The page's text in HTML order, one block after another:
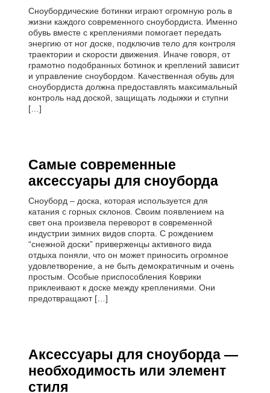
Сноубордические ботинки играют огромную роль в
жизни каждого современного сноубордиста. Именно
обувь вместе с креплениями помогает передать
энергию от ног доске, подключив тело для контроля
траектории и скорости движения. Иначе говоря, от
грамотно подобранных ботинок и креплений зависит
и управление сноубордом. Качественная обувь для
сноубордиста должна предоставлять максимальный
контроль над доской, защищать лодыжки и ступни
[…]
Самые современные
аксессуары для сноуборда
Сноуборд – доска, которая используется для
катания с горных склонов. Своим появлением на
свет она произвела переворот в современной
индустрии зимних видов спорта. С рождением
“снежной доски” приверженцы активного вида
отдыха поняли, что он может приносить огромное
удовлетворение, а не быть демократичным и очень
простым. Особые приспособления Коврики
приклеивают к доске между креплениями. Они
предотвращают […]
Аксессуары для сноуборда —
необходимость или элемент
стиля